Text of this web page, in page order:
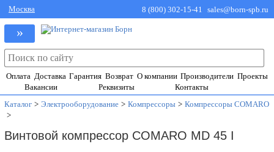
Москва 8 (800) 302-15-41 sales@born-spb.ru
»
Оплата Доставка Гарантия Возврат О компании Производители Проекты
Вакансии
Реквизиты
Контакты
Каталог > Электрооборудование > Компрессоры > Компрессоры COMARO
>
Винтовой компрессор COMARO MD 45 I